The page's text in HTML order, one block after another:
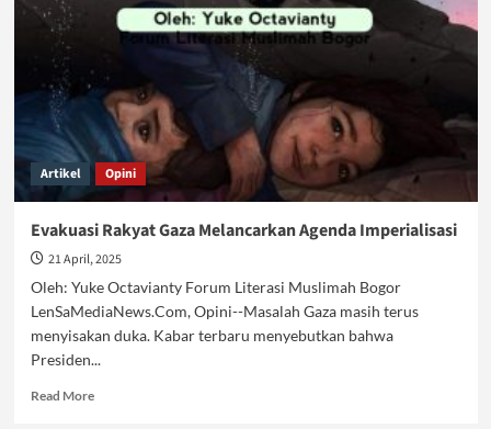
Artikel Opini
Evakuasi Rakyat Gaza Melancarkan Agenda Imperialisasi
21 April, 2025
Oleh: Yuke Octavianty Forum Literasi Muslimah Bogor
LenSaMediaNews.Com, Opini--Masalah Gaza masih terus
menyisakan duka. Kabar terbaru menyebutkan bahwa
Presiden...
Read MoreRead